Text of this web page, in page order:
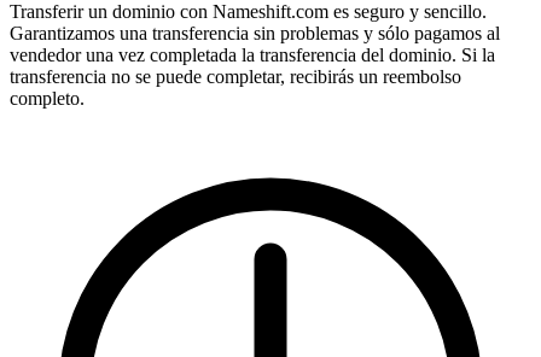
Transferir un dominio con Nameshift.com es seguro y sencillo.
Garantizamos una transferencia sin problemas y sólo pagamos al
vendedor una vez completada la transferencia del dominio. Si la
transferencia no se puede completar, recibirás un reembolso
completo.